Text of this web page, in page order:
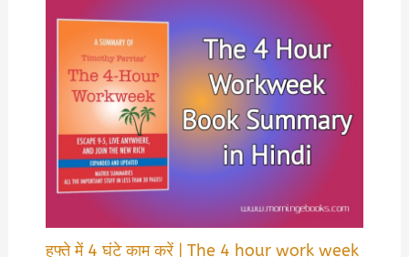
हफ्ते में 4 घंटे काम करें | The 4 hour work week